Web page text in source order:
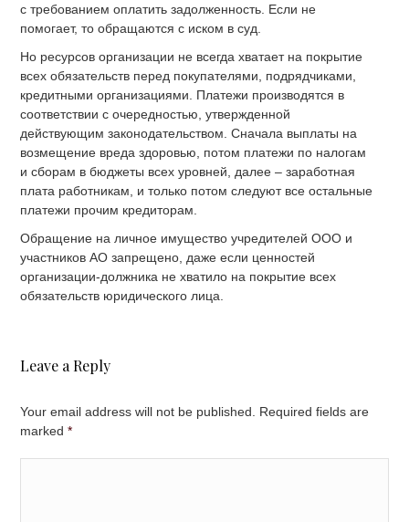
с требованием оплатить задолженность. Если не
помогает, то обращаются с иском в суд.
Но ресурсов организации не всегда хватает на покрытие
всех обязательств перед покупателями, подрядчиками,
кредитными организациями. Платежи производятся в
соответствии с очередностью, утвержденной
действующим законодательством. Сначала выплаты на
возмещение вреда здоровью, потом платежи по налогам
и сборам в бюджеты всех уровней, далее – заработная
плата работникам, и только потом следуют все остальные
платежи прочим кредиторам.
Обращение на личное имущество учредителей ООО и
участников АО запрещено, даже если ценностей
организации-должника не хватило на покрытие всех
обязательств юридического лица.
Leave a Reply
Your email address will not be published. Required fields are
marked*